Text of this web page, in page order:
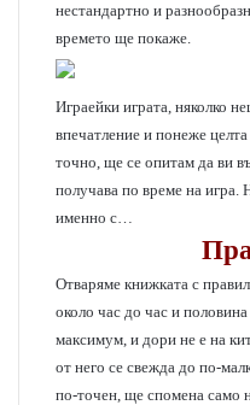
нестандартно и
времето ще покаже.
Играейки играта, няколко
впечатление и понеже
точно, ще се опитам да ви
получава по време на игра.
именно с…
Отваряме книжката с
около час до час и
максимум, и дори не е на
от него се свежда до по-
по-точен, ще спомена само